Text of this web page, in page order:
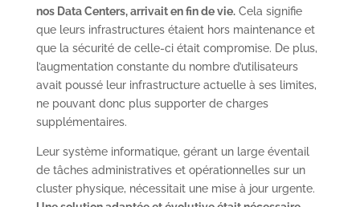
nos Data Centers, arrivait en fin de vie.Cela signifie
que leurs infrastructures étaient hors maintenance et
que la sécurité de celle-ci était compromise. De plus,
l’augmentation constante du nombre d’utilisateurs
avait poussé leur infrastructure actuelle à ses limites,
ne pouvant donc plus supporter de charges
supplémentaires.
Leur système informatique, gérant un large éventail
de tâches administratives et opérationnelles sur un
cluster physique, nécessitait une mise à jour urgente.